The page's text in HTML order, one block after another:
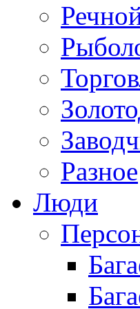
Разное
Люди